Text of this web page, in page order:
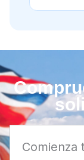
Comienza